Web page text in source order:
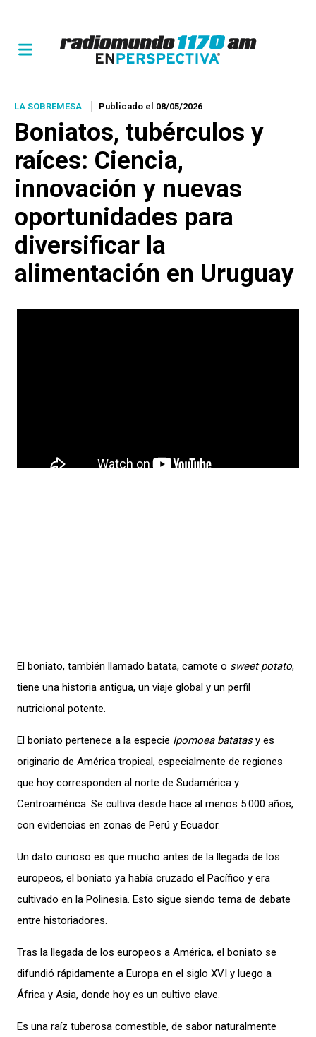
LA SOBREMESA Publicado el 08/05/2026
Boniatos, tubérculos y
raíces: Ciencia,
innovación y nuevas
oportunidades para
diversificar la
alimentación en Uruguay
El boniato, también llamado batata, camote o sweet potato,
tiene una historia antigua, un viaje global y un perfil
nutricional potente.
El boniato pertenece a la especie Ipomoea batatasy es
originario de América tropical, especialmente de regiones
que hoy corresponden al norte de Sudamérica y
Centroamérica. Se cultiva desde hace al menos 5.000 años,
con evidencias en zonas de Perú y Ecuador.
Un dato curioso es que mucho antes de la llegada de los
europeos, el boniato ya había cruzado el Pacífico y era
cultivado en la Polinesia. Esto sigue siendo tema de debate
entre historiadores.
Tras la llegada de los europeos a América, el boniato se
difundió rápidamente a Europa en el siglo XVI y luego a
África y Asia, donde hoy es un cultivo clave.
Es una raíz tuberosa comestible, de sabor naturalmente